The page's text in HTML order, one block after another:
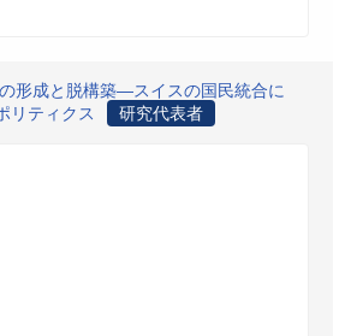
の形成と脱構築―スイスの国民統合に
リティクス
研究代表者